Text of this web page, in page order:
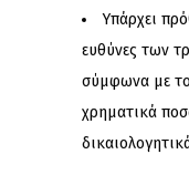
Υπάρχει
ευθύνες των
σύμφωνα με
χρηματικά